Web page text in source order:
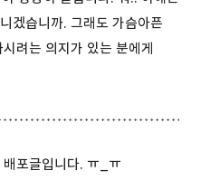
겠습니까. 그래도 가슴아픈
려는 의지가 있는 분에게
포글입니다. ㅠ_ㅠ